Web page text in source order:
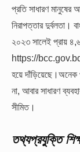
প্রতি সাধারণ
নিরাপত্তার দুর্বলতা।
২০২৩ সালেই প্রায়
https://bcc.gov.bd/
হয়ে দাঁড়িয়েছে।অনেক
না, আবার সাধারণ
সীমিত।
তথ্যপ্রযুক্তি